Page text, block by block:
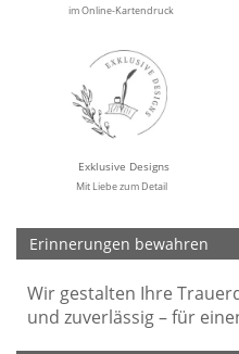
im Online-Kartendruck
Exklusive Designs
Mit Liebe zum Detail
Erinnerungen bewahren
Wir gestalten Ihre
und zuverlässig – für